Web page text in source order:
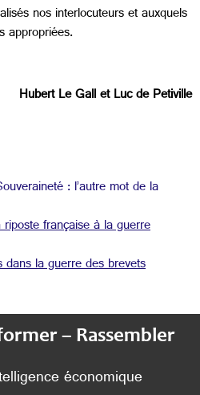
nos interlocuteurs et auxquels
appropriées.
Hubert Le Gall et Luc de Petiville
: l’autre mot de la
française à la guerre
la guerre des brevets
– Rassembler
économique